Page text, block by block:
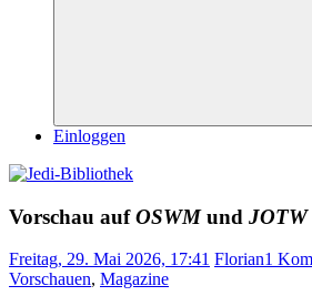
Suchen
Einloggen
Vorschau aufOSWMund JOTW
Freitag, 29. Mai 2026, 17:41 Florian1
Vorschauen, Magazine